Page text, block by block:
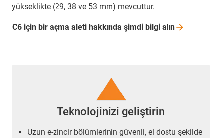
yükseklikte (29, 38 ve 53 mm) mevcuttur.
C6 için bir açma aleti hakkında şimdi bilgi alın
Teknolojinizi geliştirin
Uzun e-zincir bölümlerinin güvenli, el dostu şekilde